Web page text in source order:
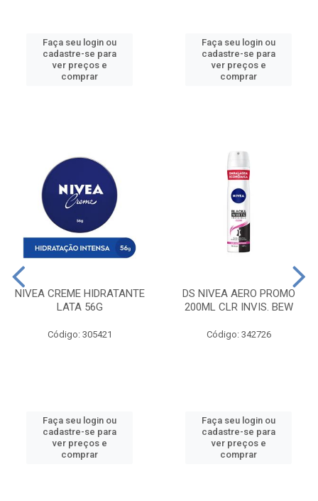
Faça seu login ou
cadastre-se para
ver preços e
comprar
Faça seu login ou
cadastre-se para
ver preços e
comprar
NIVEA CREME HIDRATANTE
LATA 56G
Código: 305421
Faça seu login ou
cadastre-se para
ver preços e
comprar
DS NIVEA AERO PROMO
200ML CLR INVIS. BEW
Código: 342726
Faça seu login ou
cadastre-se para
ver preços e
comprar